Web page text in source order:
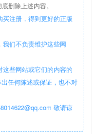
删除上述内容。
注册，得到更好的正版
们不负责维护这些网
些网站或它们的内容的
任何陈述或保证，也不对
敬请谅